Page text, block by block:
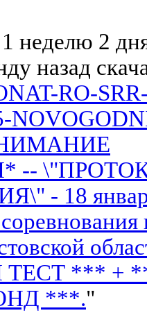
неделю 2
назад
RO-
--
- 18
*** +
***."